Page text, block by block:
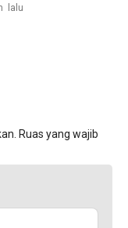
lalu
Ruas yang wajib